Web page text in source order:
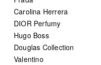
Carolina Herrera
DIOR Perfumy
Hugo Boss
Douglas Collection
Valentino